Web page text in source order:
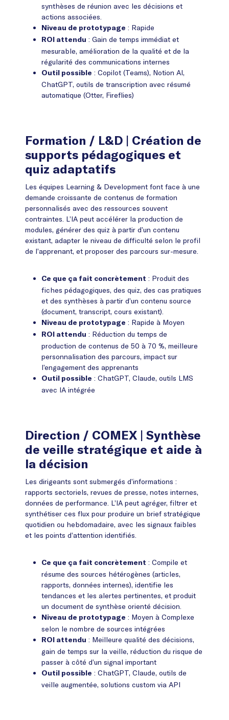
synthèses de réunion avec les décisions et
actions associées.
Niveau de prototypage : Rapide
ROI attendu : Gain de temps immédiat et
mesurable, amélioration de la qualité et de la
régularité des communications internes
Outil possible : Copilot (Teams), Notion AI,
ChatGPT, outils de transcription avec résumé
automatique (Otter, Fireflies)
Formation / L&D | Création de
supports pédagogiques et
quiz adaptatifs
Les équipes Learning & Development font face à une
demande croissante de contenus de formation
personnalisés avec des ressources souvent
contraintes. L’IA peut accélérer la production de
modules, générer des quiz à partir d’un contenu
existant, adapter le niveau de difficulté selon le profil
de l’apprenant, et proposer des parcours sur-mesure.
Ce que ça fait concrètement : Produit des
fiches pédagogiques, des quiz, des cas pratiques
et des synthèses à partir d’un contenu source
(document, transcript, cours existant).
Niveau de prototypage : Rapide à Moyen
ROI attendu : Réduction du temps de
production de contenus de 50 à 70 %, meilleure
personnalisation des parcours, impact sur
l’engagement des apprenants
Outil possible : ChatGPT, Claude, outils LMS
avec IA intégrée
Direction / COMEX | Synthèse
de veille stratégique et aide à
la décision
Les dirigeants sont submergés d’informations :
rapports sectoriels, revues de presse, notes internes,
données de performance. L’IA peut agréger, filtrer et
synthétiser ces flux pour produire un brief stratégique
quotidien ou hebdomadaire, avec les signaux faibles
et les points d’attention identifiés.
Ce que ça fait concrètement : Compile et
résume des sources hétérogènes (articles,
rapports, données internes), identifie les
tendances et les alertes pertinentes, et produit
un document de synthèse orienté décision.
Niveau de prototypage : Moyen à Complexe
selon le nombre de sources intégrées
ROI attendu : Meilleure qualité des décisions,
gain de temps sur la veille, réduction du risque de
passer à côté d’un signal important
Outil possible : ChatGPT, Claude, outils de
veille augmentée, solutions custom via API